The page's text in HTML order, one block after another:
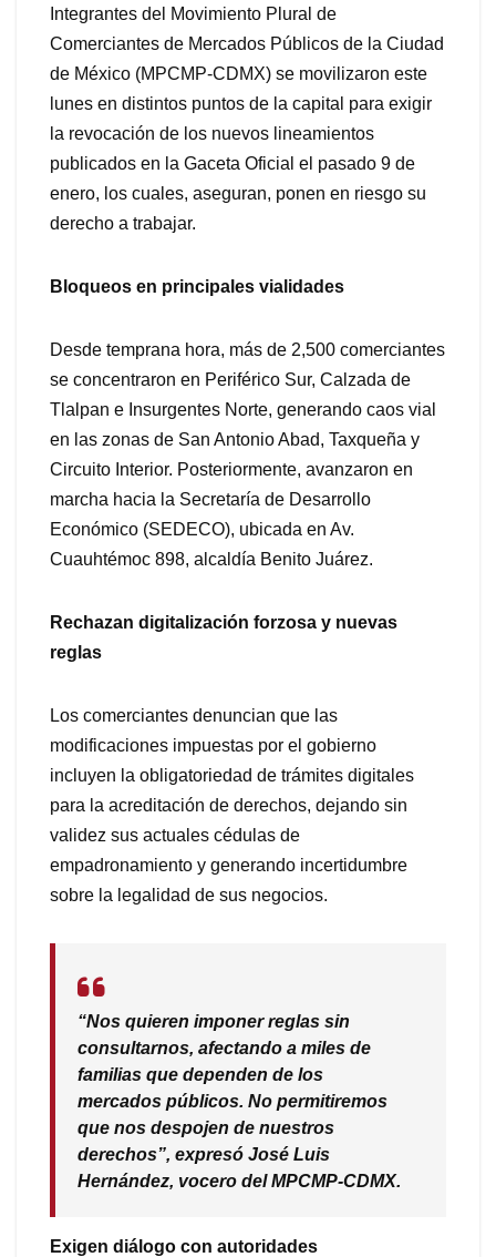
Integrantes del Movimiento Plural de
Comerciantes de Mercados Públicos de la Ciudad
de México (MPCMP-CDMX) se movilizaron este
lunes en distintos puntos de la capital para exigir
la revocación de los nuevos lineamientos
publicados en la Gaceta Oficial el pasado 9 de
enero, los cuales, aseguran, ponen en riesgo su
derecho a trabajar.
Bloqueos en principales vialidades
Desde temprana hora, más de 2,500 comerciantes
se concentraron en Periférico Sur, Calzada de
Tlalpan e Insurgentes Norte, generando caos vial
en las zonas de San Antonio Abad, Taxqueña y
Circuito Interior. Posteriormente, avanzaron en
marcha hacia la Secretaría de Desarrollo
Económico (SEDECO), ubicada en Av.
Cuauhtémoc 898, alcaldía Benito Juárez.
Rechazan digitalización forzosa y nuevas
reglas
Los comerciantes denuncian que las
modificaciones impuestas por el gobierno
incluyen la obligatoriedad de trámites digitales
para la acreditación de derechos, dejando sin
validez sus actuales cédulas de
empadronamiento y generando incertidumbre
sobre la legalidad de sus negocios.
“Nos quieren imponer reglas sin
consultarnos, afectando a miles de
familias que dependen de los
mercados públicos. No permitiremos
que nos despojen de nuestros
derechos”, expresó José Luis
Hernández, vocero del MPCMP-CDMX.
Exigen diálogo con autoridades